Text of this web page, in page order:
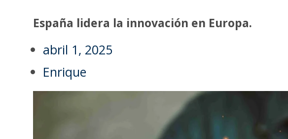
España lidera la innovación en Europa.
abril 1, 2025
Enrique